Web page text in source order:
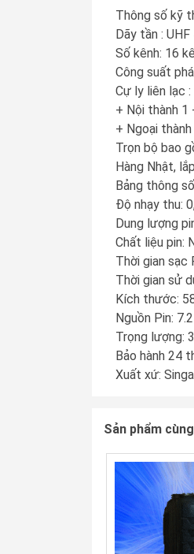
Thông số kỹ
Dãy tần :
Số kênh: 16
Công suất
Cự ly liên lạc :
+ Nội thành 1
+ Ngoại
Trọn bộ bao
Hàng Nhật,
Bảng thông
Độ nhạy thu:
Dung lượng
Chất liệu pin:
Thời gian sạc
Thời gian sử
Kích thước:
Nguồn Pin:
Trọng lượng:
Bảo hành 24
Xuất xứ:
Sản phẩm